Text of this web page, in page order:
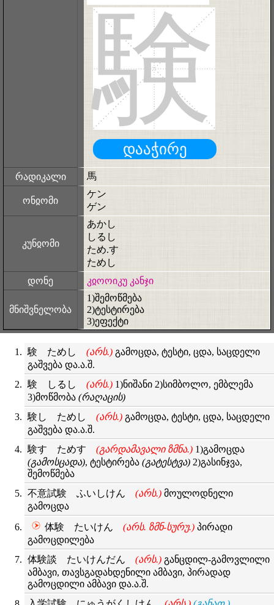
験
დააჭირე
რადიკალი 馬
ონჲომი
ケン
ゲン
კუნჲომი
あかし
しるし
ため.す
ためし
დონე
კჲოოიკუ კანჯი
მნიშვნელობა
1)შემოწმება
2)ტესტირება
3)ეფექტი
験 ためし (არს.) გამოცდა, ტესტი, ცდა, საცდელი
გაშვება და.ა.შ.
験 しるし (არს.) 1)ნიშანი 2)სიმბოლო, ემბლემა
3)მოწმობა (რაღაცის)
験し ためし (არს.) გამოცდა, ტესტი, ცდა, საცდელი
გაშვება და.ა.შ.
験す ためす (გარდამავალი ზმნა.) 1)გამოცდა
(გამოსცადა), ტესტირება (გატესტვა) 2)გასინჯვა,
შემოწმება
不意試験 ふいしけん (არს.) მოულოდნელი
გამოცდა
体験 たいけん (არს. ზმნ-სურუ.) პირადი
გამოცდილება
体験談 たいけんだん (არს.) განცდილ-გამოვლილი
ამბავი, თავსგადახდენილი ამბავი, პირადად
გამოცდილი ამბავი და.ა.შ.